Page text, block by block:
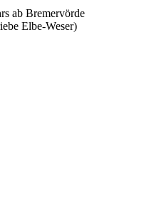
ab Bremervörde
Elbe-Weser)